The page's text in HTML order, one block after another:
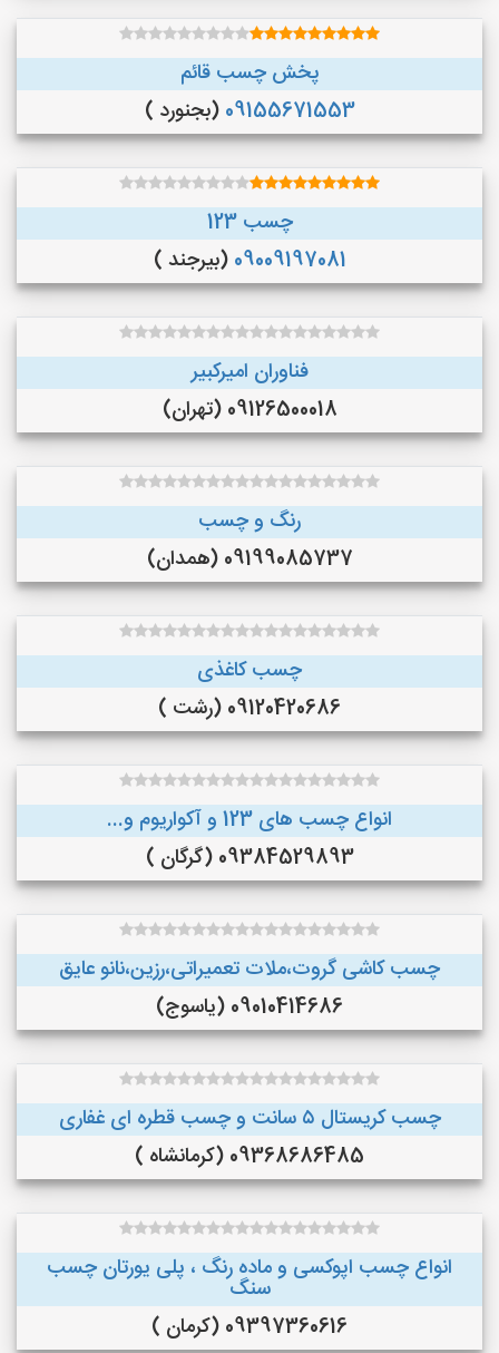
پخش چسب قائم
09155671553 (بجنورد )
چسب 123
09009197081 (بیرجند )
فناوران امیرکبیر
09126500018 (تهران)
رنگ و چسب
09199085737 (همدان)
چسب کاغذی
09120420686 (رشت )
انواع چسب های 123 و آکواریوم و...
09384529893 (گرگان )
چسب کاشی گروت،ملات تعمیراتی،رزین،نانو عایق
09010414686 (یاسوج)
چسب کریستال ۵ سانت و چسب قطره ای غفاری
09368686485 (کرمانشاه )
انواع چسب اپوکسی و ماده رنگ ، پلی یورتان چسب
سنگ
09397360616 (کرمان )